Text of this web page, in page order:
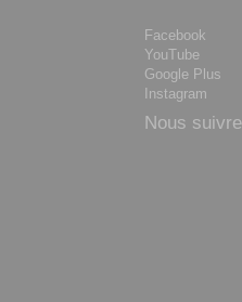
Facebook
YouTube
Google Plus
Instagram
Nous suivre